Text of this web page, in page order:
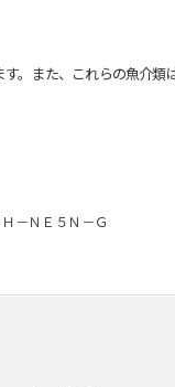
また、これらの魚介類
－ＮＥ５Ｎ－Ｇ